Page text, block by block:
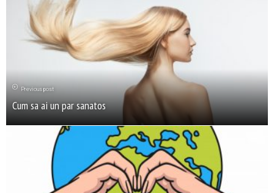
Previous post
Cum sa ai un par sanatos